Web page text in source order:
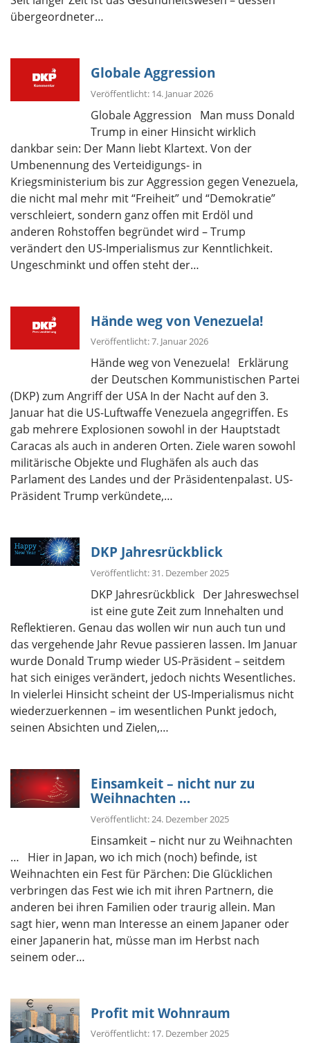
übergeordneter…
Globale Aggression
Veröffentlicht: 14. Januar 2026
Globale Aggression Man muss Donald
Trump in einer Hinsicht wirklich
dankbar sein: Der Mann liebt Klartext. Von der
Umbenennung des Verteidigungs- in
Kriegsministerium bis zur Aggression gegen Venezuela,
die nicht mal mehr mit “Freiheit” und “Demokratie”
verschleiert, sondern ganz offen mit Erdöl und
anderen Rohstoffen begründet wird – Trump
verändert den US-Imperialismus zur Kenntlichkeit.
Ungeschminkt und offen steht der…
Hände weg von Venezuela!
Veröffentlicht: 7. Januar 2026
Hände weg von Venezuela! Erklärung
der Deutschen Kommunistischen Partei
(DKP) zum Angriff der USA In der Nacht auf den 3.
Januar hat die US-Luftwaffe Venezuela angegriffen. Es
gab mehrere Explosionen sowohl in der Hauptstadt
Caracas als auch in anderen Orten. Ziele waren sowohl
militärische Objekte und Flughäfen als auch das
Parlament des Landes und der Präsidentenpalast. US-
Präsident Trump verkündete,…
DKP Jahresrückblick
Veröffentlicht: 31. Dezember 2025
DKP Jahresrückblick Der Jahreswechsel
ist eine gute Zeit zum Innehalten und
Reflektieren. Genau das wollen wir nun auch tun und
das vergehende Jahr Revue passieren lassen. Im Januar
wurde Donald Trump wieder US-Präsident – seitdem
hat sich einiges verändert, jedoch nichts Wesentliches.
In vielerlei Hinsicht scheint der US-Imperialismus nicht
wiederzuerkennen – im wesentlichen Punkt jedoch,
seinen Absichten und Zielen,…
Einsamkeit – nicht nur zu
Weihnachten …
Veröffentlicht: 24. Dezember 2025
Einsamkeit – nicht nur zu Weihnachten
… Hier in Japan, wo ich mich (noch) befinde, ist
Weihnachten ein Fest für Pärchen: Die Glücklichen
verbringen das Fest wie ich mit ihren Partnern, die
anderen bei ihren Familien oder traurig allein. Man
sagt hier, wenn man Interesse an einem Japaner oder
einer Japanerin hat, müsse man im Herbst nach
seinem oder…
Profit mit Wohnraum
Veröffentlicht: 17. Dezember 2025